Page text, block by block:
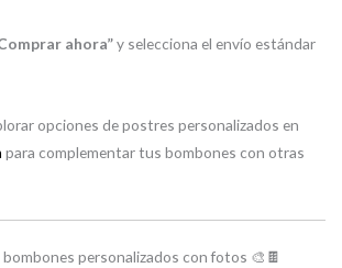
ahora”y selecciona el envío estándar
opciones de postres personalizados en
para complementar tus bombones con otras
personalizados con fotos 🎨🍫